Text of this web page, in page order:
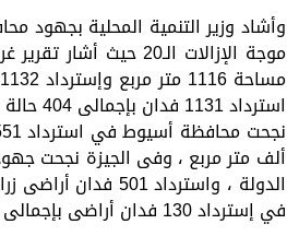
وأشاد وزير التنمية المحلية بجهود
في إسترداد 130 فدان أراضى بإجمالى 109 حالة زراعة و إزالة 434 حالة مبانى على مساحة 70 ألف متر مربع .